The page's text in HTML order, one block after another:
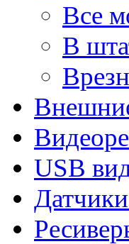
Все
В
USB